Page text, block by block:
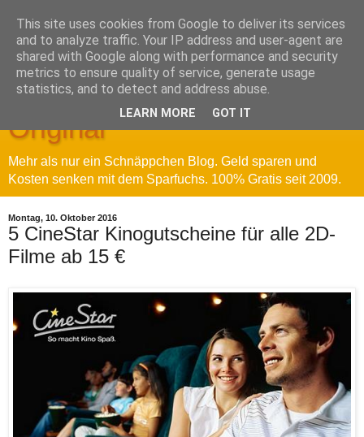
Sparfuchs' Blog - Das
Original
Mehr als nur ein Schnäppchen Blog. Geld sparen und
Kosten senken mit dem Sparfuchs. 100% Gratis seit 2009.
Montag, 10. Oktober 2016
5 CineStar Kinogutscheine für alle 2D-
Filme ab 15 €
This site uses cookies from Google to deliver its services
and to analyze traffic. Your IP address and user-agent are
shared with Google along with performance and security
metrics to ensure quality of service, generate usage
statistics, and to detect and address abuse.
LEARN MORE GOT IT